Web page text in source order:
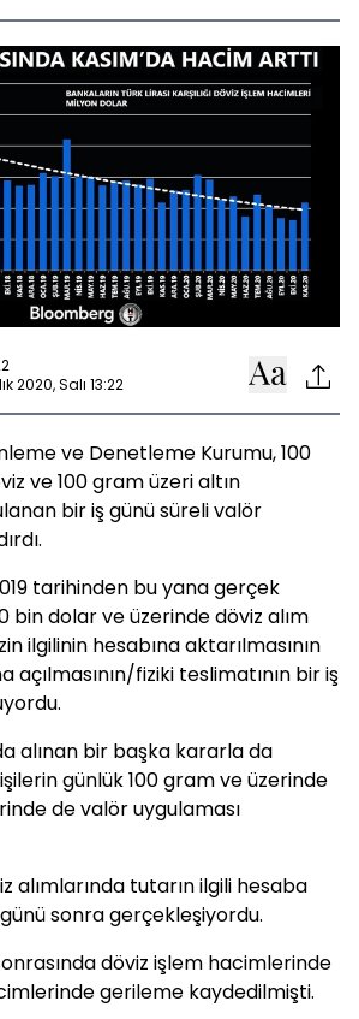
2020, Salı 13:22
ve Denetleme Kurumu, 100
ve 100 gram üzeri altın
bir iş günü süreli valör
tarihinden bu yana gerçek
bin dolar ve üzerinde döviz alım
ilgilinin hesabına aktarılmasının
açılmasının/fiziki teslimatının bir iş
alınan bir başka kararla da
günlük 100 gram ve üzerinde
de valör uygulaması
alımlarında tutarın ilgili hesaba
sonra gerçekleşiyordu.
döviz işlem hacimlerinde
gerileme kaydedilmişti.